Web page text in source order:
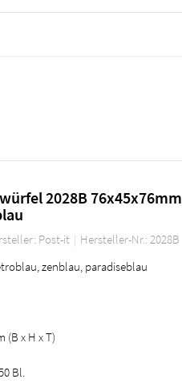
2028B 76x45x76mm
Post-it Hersteller-Nr.: 2028B
zenblau, paradiseblau
(B x H x T)
Bl.